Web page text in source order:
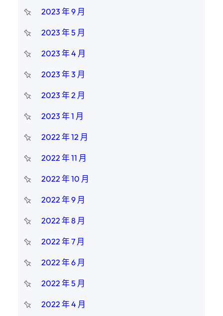
2023 年 9 月
2023 年 5 月
2023 年 4 月
2023 年 3 月
2023 年 2 月
2023 年 1 月
2022 年 12 月
2022 年 11 月
2022 年 10 月
2022 年 9 月
2022 年 8 月
2022 年 7 月
2022 年 6 月
2022 年 5 月
2022 年 4 月